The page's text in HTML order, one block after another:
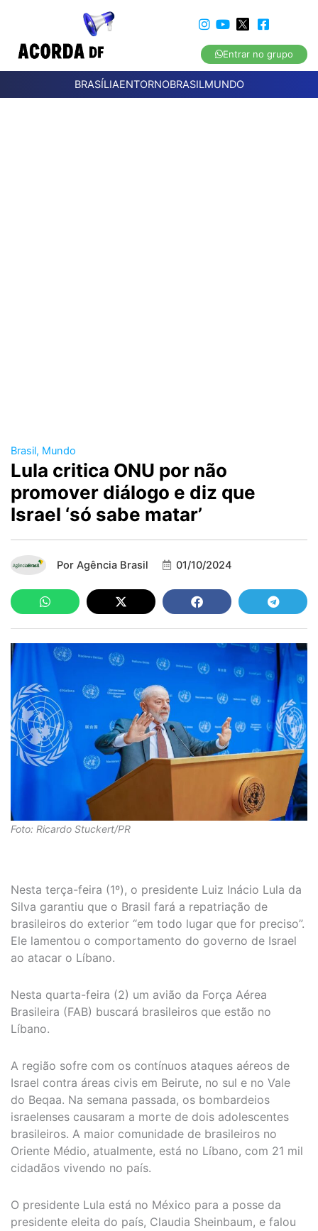
Entrar no grupo
BRASÍLIAENTORNOBRASILMUNDO
Brasil, Mundo
Lula critica ONU por não
promover diálogo e diz que
Israel ‘só sabe matar’
Por Agência Brasil 01/10/2024
Foto: Ricardo Stuckert/PR
Nesta terça-feira (1º), o presidente Luiz Inácio Lula da
Silva garantiu que o Brasil fará a repatriação de
brasileiros do exterior “em todo lugar que for preciso”.
Ele lamentou o comportamento do governo de Israel
ao atacar o Líbano.
Nesta quarta-feira (2) um avião da Força Aérea
Brasileira (FAB) buscará brasileiros que estão no
Líbano.
A região sofre com os contínuos ataques aéreos de
Israel contra áreas civis em Beirute, no sul e no Vale
do Beqaa. Na semana passada, os bombardeios
israelenses causaram a morte de dois adolescentes
brasileiros. A maior comunidade de brasileiros no
Oriente Médio, atualmente, está no Líbano, com 21 mil
cidadãos vivendo no país.
O presidente Lula está no México para a posse da
presidente eleita do país, Claudia Sheinbaum, e falou